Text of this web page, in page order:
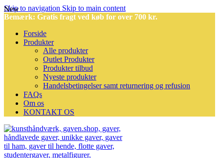
Skip to navigation Skip to main content
Bemærk: Gratis fragt ved køb for over 700 kr.
Forside
Produkter
Alle produkter
Outlet Produkter
Produkter tilbud
Nyeste produkter
Handelsbetingelser samt returnering og refusion
FAQs
Om os
KONTAKT OS
New